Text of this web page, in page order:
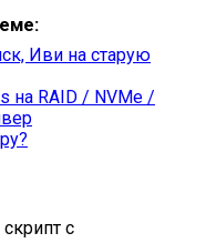
Иви на старую
на RAID / NVMe /
с